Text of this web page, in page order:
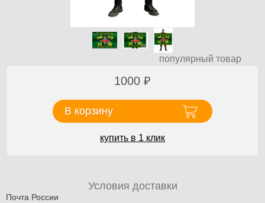
популярный товар
1000 ₽
В корзину
купить в 1 клик
Условия доставки
Почта России